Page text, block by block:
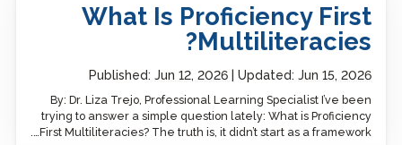
What Is Proficiency First
Multiliteracies?
Published:Jun 12, 2026 Updated:Jun 15, 2026
By: Dr. Liza Trejo, Professional Learning Specialist I’ve been
trying to answer a simple question lately: What is Proficiency
First Multiliteracies? The truth is, it didn’t start as a framework….